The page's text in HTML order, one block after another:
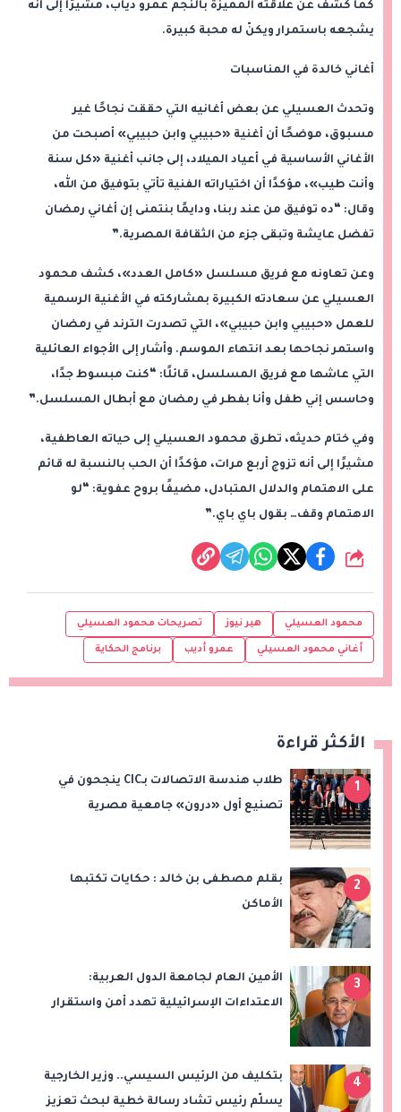
كما كشف عن علاقته المميزة بالنجم عمرو دياب، مشيرًا إلى أنه
يشجعه باستمرار ويكنّ له محبة كبيرة.
أغاني خالدة في المناسبات
وتحدث العسيلي عن بعض أغانيه التي حققت نجاحًا غير
مسبوق، موضحًا أن أغنية «حبيبي وابن حبيبي» أصبحت من
الأغاني الأساسية في أعياد الميلاد، إلى جانب أغنية «كل سنة
وأنت طيب»، مؤكدًا أن اختياراته الفنية تأتي بتوفيق من الله،
وقال: “ده توفيق من عند ربنا، ودايمًا بنتمنى إن أغاني رمضان
تفضل عايشة وتبقى جزء من الثقافة المصرية.”
وعن تعاونه مع فريق مسلسل «كامل العدد»، كشف محمود
العسيلي عن سعادته الكبيرة بمشاركته في الأغنية الرسمية
للعمل «حبيبي وابن حبيبي»، التي تصدرت الترند في رمضان
واستمر نجاحها بعد انتهاء الموسم. وأشار إلى الأجواء العائلية
التي عاشها مع فريق المسلسل، قائلًا: “كنت مبسوط جدًا،
وحاسس إني طفل وأنا بفطر في رمضان مع أبطال المسلسل.”
وفي ختام حديثه، تطرق محمود العسيلي إلى حياته العاطفية،
مشيرًا إلى أنه تزوج أربع مرات، مؤكدًا أن الحب بالنسبة له قائم
على الاهتمام والدلال المتبادل، مضيفًا بروح عفوية: “لو
الاهتمام وقف… بقول باي باي.”
شارك
محمود العسيلي هير نيوز تصريحات محمود العسيلي
أغاني محمود العسيلي عمرو أديب برنامج الحكاية
الأكثر قراءة
1
طلاب هندسة الاتصالات بـCIC ينجحون في
تصنيع أول «درون» جامعية مصرية
2
بقلم مصطفى بن خالد : حكايات تكتبها
الأماكن
3
الأمين العام لجامعة الدول العربية:
الاعتداءات الإسرائيلية تهدد أمن واستقرار
4
بتكليف من الرئيس السيسي.. وزير الخارجية
يسلّم رئيس تشاد رسالة خطية لبحث تعزيز